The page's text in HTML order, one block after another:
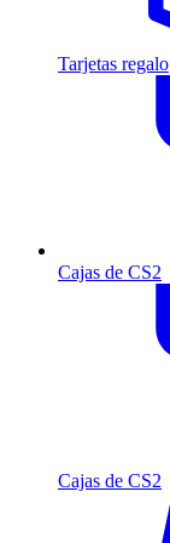
Tarjetas regalo
Cajas de CS2
Cajas de CS2